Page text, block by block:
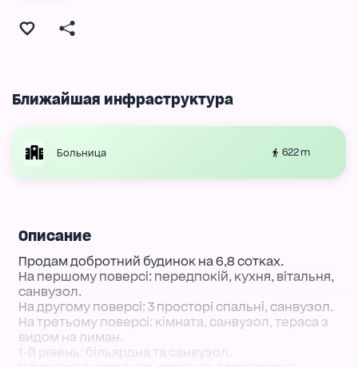
Ближайшая инфраструктура
Больница 622 m
Описание
Продам добротний будинок на 6,8 сотках.
На першому поверсі: передпокій, кухня, вітальня,
санвузол.
На другому поверсі: 3 просторі спальні, санвузол.
На третьому поверсі: кімната, санвузол, тераса з
видом на лиман.
1-й рівень: більярдна та санвузол.